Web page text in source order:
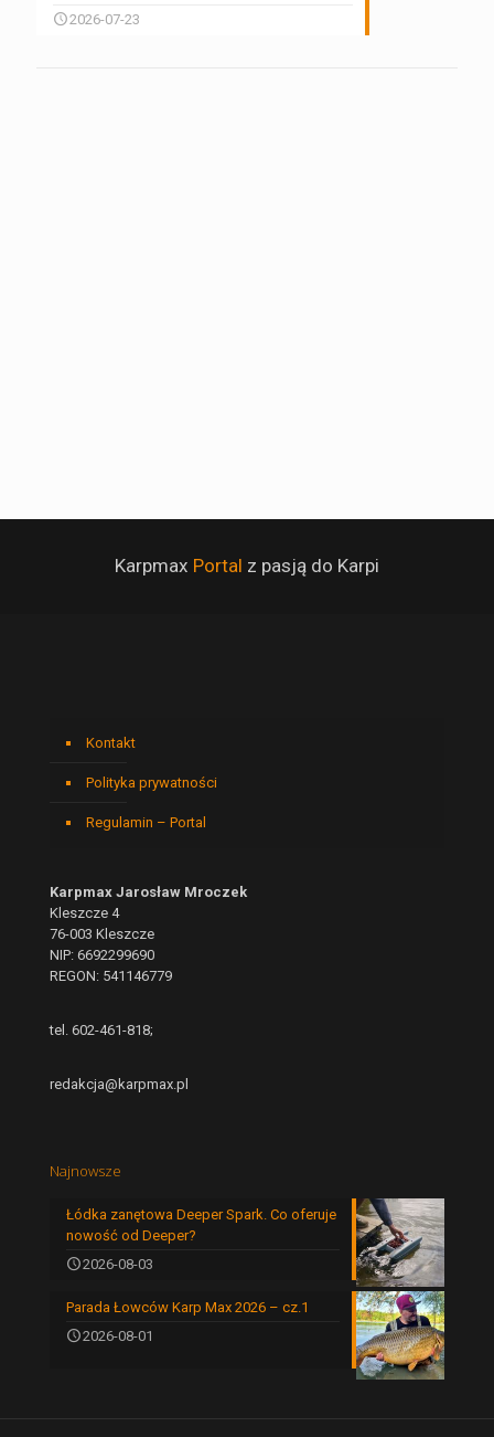
2026-07-23
Karpmax Portal z pasją do Karpi
Kontakt
Polityka prywatności
Regulamin – Portal
Karpmax Jarosław Mroczek
Kleszcze 4
76-003 Kleszcze
NIP: 6692299690
REGON: 541146779
tel. 602-461-818;
redakcja@karpmax.pl
Najnowsze
Łódka zanętowa Deeper Spark. Co oferuje
nowość od Deeper?
2026-08-03
Parada Łowców Karp Max 2026 – cz.1
2026-08-01